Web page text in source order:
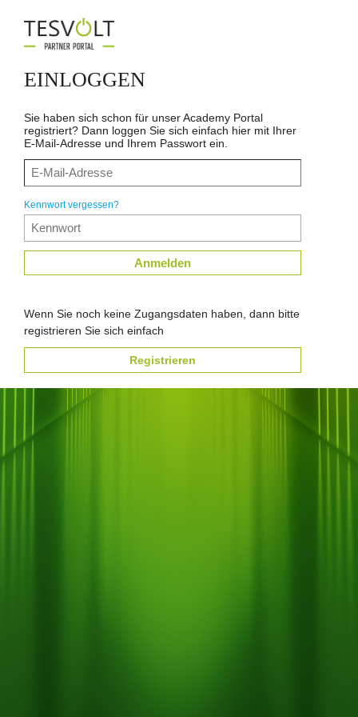
EINLOGGEN
Sie haben sich schon für unser Academy Portal
registriert? Dann loggen Sie sich einfach hier mit Ihrer
E-Mail-Adresse und Ihrem Passwort ein.
Kennwort vergessen?
Anmelden
Wenn Sie noch keine Zugangsdaten haben, dann bitte
registrieren Sie sich einfach
Registrieren